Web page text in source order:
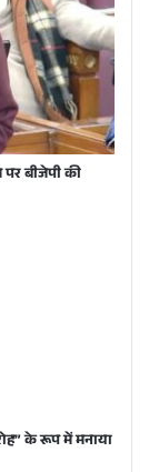
बीजेपी की
के रूप में मनाया